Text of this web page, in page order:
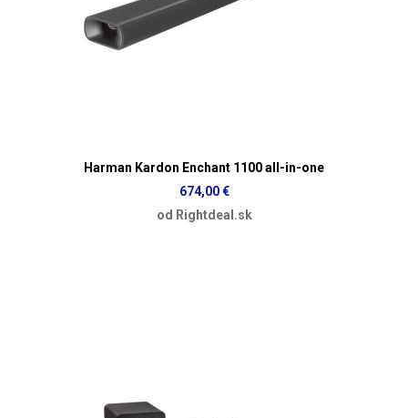
Harman Kardon Enchant 1100 all-in-one
674,00 €
od Rightdeal.sk